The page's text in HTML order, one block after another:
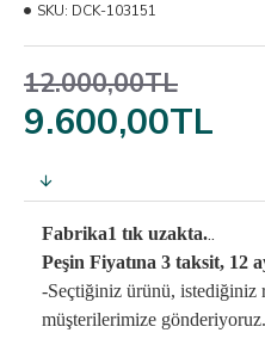
9.600,00TL
12.000,00TL
SKU: DCK-103151
Fabrika1 tık uzakta...
Peşin Fiyatına 3 taksit, 12
-Seçtiğiniz ürünü, istediğiniz
müşterilerimize gönderiyoruz.